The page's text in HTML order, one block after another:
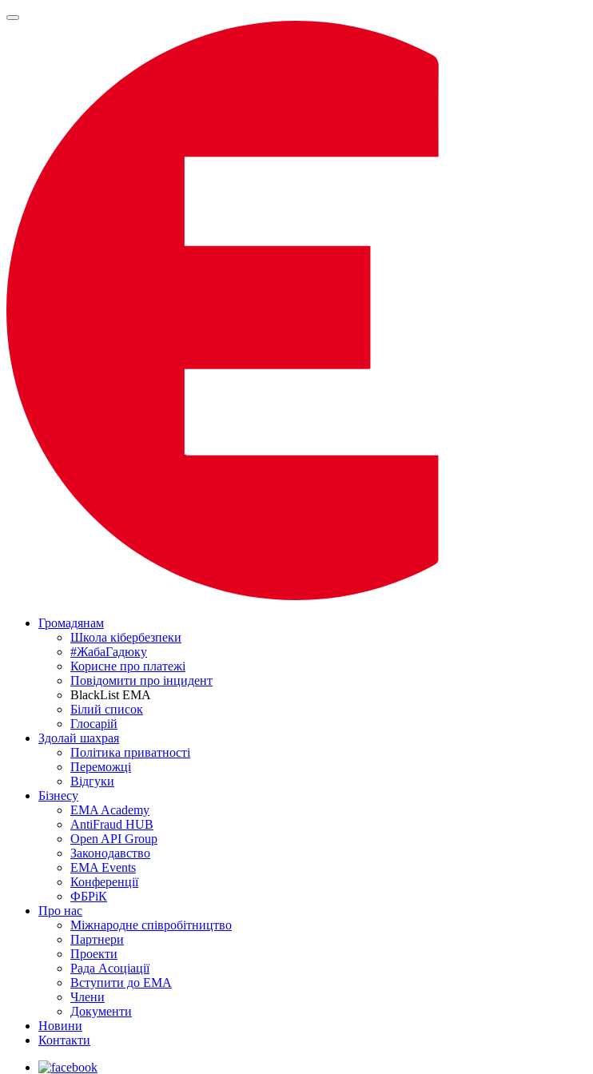
Громадянам
Школа кібербезпеки
#ЖабаГадюку
Корисне про платежі
Повідомити про інцидент
BlackList EMA
Білий список
Глосарій
Здолай шахрая
Політика приватності
Переможцi
Відгуки
Бізнесу
EMA Academy
AntiFraud HUB
Open API Group
Законодавство
EMA Events
Конференції
ФБРіК
Про нас
Міжнародне співробітництво
Партнери
Проекти
Рада Асоціації
Вступити до ЕМА
Члени
Документи
Новини
Контакти